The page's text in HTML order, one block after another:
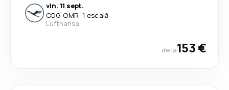
vin. 11 sept.
CDG-OMR· 1 escală
Lufthansa
de la153 €